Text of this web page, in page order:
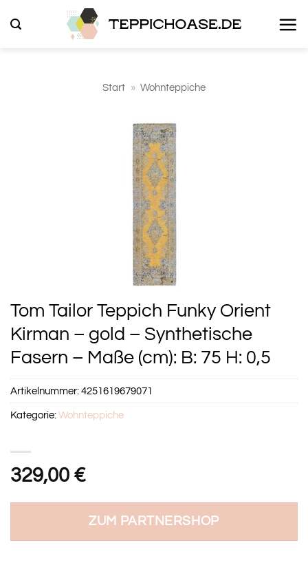
Inhalt
Start » Wohnteppiche
Tom Tailor Teppich Funky Orient
Kirman – gold – Synthetische
Fasern – Maße (cm): B: 75 H: 0,5
329,00 €
ZUM PARTNERSHOP
Artikelnummer:4251619679071
Kategorie:Wohnteppiche